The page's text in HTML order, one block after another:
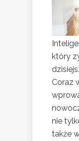
który
Coraz
nie
także